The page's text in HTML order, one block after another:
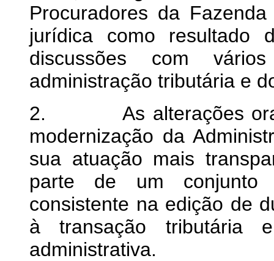
Procuradores da
jurídica como resultado
discussões com
administração tributária e
2. As alterações ora
modernização da
sua atuação mais
parte de um conjunto
consistente na edição de
à transação tributária
administrativa.